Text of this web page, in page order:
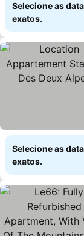
Selecione as
exatos.
Selecione as
exatos.